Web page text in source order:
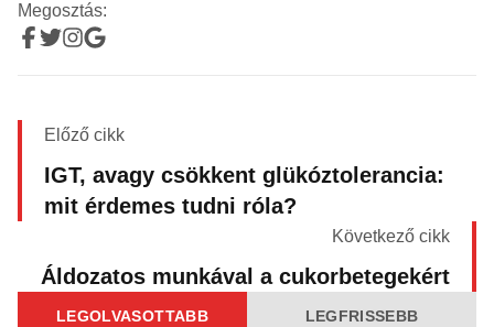
Megosztás:
Előző cikk
IGT, avagy csökkent glükóztolerancia:
mit érdemes tudni róla?
Következő cikk
Áldozatos munkával a cukorbetegekért
LEGOLVASOTTABB LEGFRISSEBB